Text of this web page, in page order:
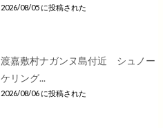
2026/08/05 に投稿された
渡嘉敷村ナガンヌ島付近 シュノー
ケリング...
2026/08/06 に投稿された